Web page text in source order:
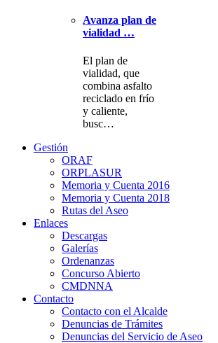
Avanza plan de
vialidad …
El plan de
vialidad, que
combina asfalto
reciclado en frío
y caliente,
busc…
Gestión
ORAF
ORPLASUR
Memoria y Cuenta 2016
Memoria y Cuenta 2018
Rutas del Aseo
Enlaces
Descargas
Galerías
Ordenanzas
Concurso Abierto
CMDNNA
Contacto
Contacto con el Alcalde
Denuncias de Trámites
Denuncias del Servicio de Aseo